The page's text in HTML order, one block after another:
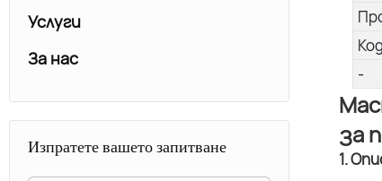
-
за
1.
Услуги
За нас
Изпратете вашето запитване